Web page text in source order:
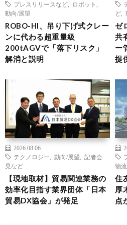
プレスリリースなど
ロボット
動向/展望
ROBO-HI、吊り下げ式クレー
ンに代わる超重量級
200tAGVで「落下リスク」
解消と説明
ど
ゼ
共
ー
提
2026.08.06
テクノロジー
動向/展望
記者会
見など
【現地取材】貿易関連業務の
効率化目指す業界団体「日本
貿易DX協会」が発足
物
住
厚
点